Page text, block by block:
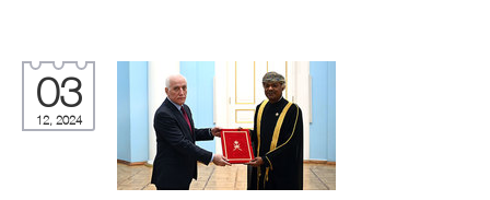
03
12, 2024